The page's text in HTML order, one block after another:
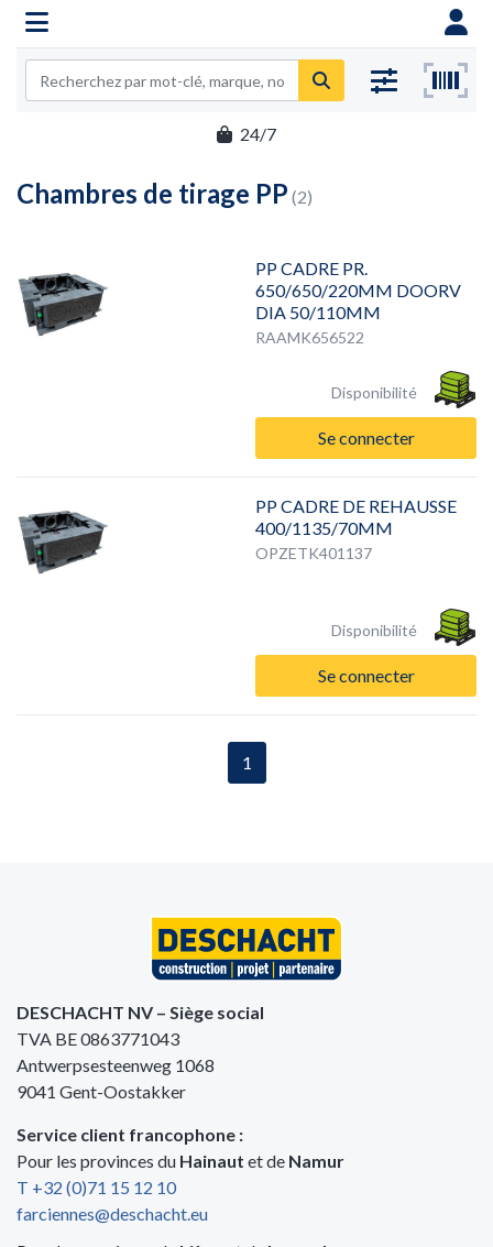
24/7
Chambres de tirage PP (2)
PP CADRE PR.
650/650/220MM DOORV
DIA 50/110MM
RAAMK656522
Disponibilité
Se connecter
PP CADRE DE REHAUSSE
400/1135/70MM
OPZETK401137
Disponibilité
Se connecter
1
DESCHACHT NV – Siège social
TVA BE 0863771043
Antwerpsesteenweg 1068
9041 Gent-Oostakker
Service client francophone :
Pour les provinces du Hainaut et de Namur
T +32 (0)71 15 12 10
farciennes@deschacht.eu